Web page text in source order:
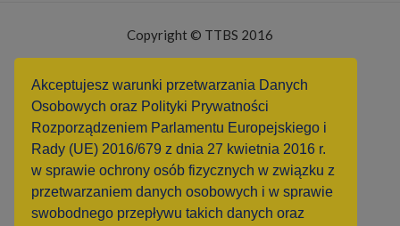
Akceptujesz warunki przetwarzania Danych
Osobowych oraz Polityki Prywatności
Rozporządzeniem Parlamentu Europejskiego i
Rady (UE) 2016/679 z dnia 27 kwietnia 2016 r.
w sprawie ochrony osób fizycznych w związku z
przetwarzaniem danych osobowych i w sprawie
swobodnego przepływu takich danych oraz
Copyright © TTBS 2016
Projekt i realizacja:adShock.pl